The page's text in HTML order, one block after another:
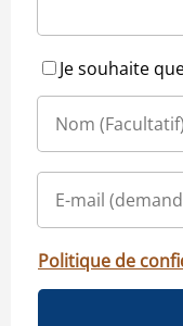
Je souhaite
Politique de